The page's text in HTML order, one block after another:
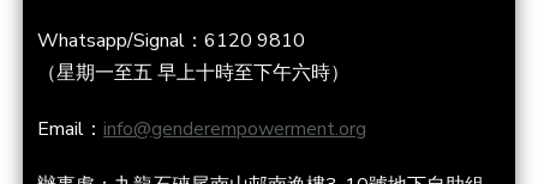
Whatsapp/Signal：6120 9810
（星期一至五 早上十時至下午六時）
Email： info@genderempowerment.org